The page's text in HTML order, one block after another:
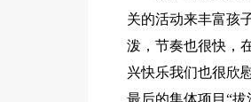
关的活动来丰富孩
泼，节奏也很快，
兴快乐我们也很欣
最后的集体项目“